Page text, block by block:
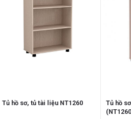
Tủ hồ sơ, tủ tài liệu NT1260
Tủ hồ